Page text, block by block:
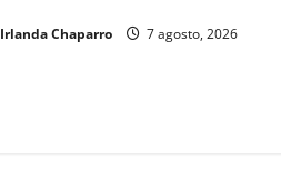
Irlanda Chaparro 7 agosto, 2026